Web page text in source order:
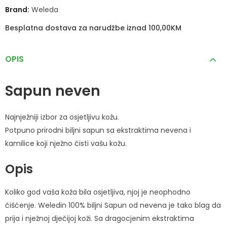
Brand: Weleda
Besplatna dostava za narudžbe iznad 100,00KM
OPIS
Sapun neven
Najnježniji izbor za osjetljivu kožu.
Potpuno prirodni biljni sapun sa ekstraktima nevena i
kamilice koji nježno čisti vašu kožu.
Opis
Koliko god vaša koža bila osjetljiva, njoj je neophodno
čišćenje. Weledin 100% biljni Sapun od nevena je tako blag da
prija i nježnoj dječijoj koži. Sa dragocjenim ekstraktima